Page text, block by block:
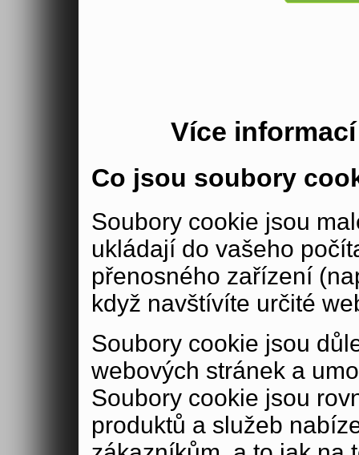
Více
Co jsou soubory
Soubory cookie jsou
ukládají do vašeho
přenosného zařízení
když navštívíte určité
Soubory cookie jsou
webových stránek a
Soubory cookie jsou
produktů a služeb